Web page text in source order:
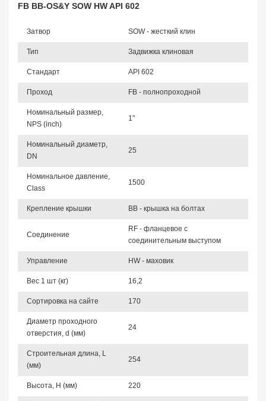
FB BB-OS&Y SOW HW API 602
Затвор SOW - жесткий клин
Тип Задвижка клиновая
Стандарт API 602
Проход FB - полнопроходной
Номинальный размер,
NPS (inch)
1"
Номинальный диаметр,
DN
25
Номинальное давление,
Class
1500
Крепление крышки BB - крышка на болтах
Соединение
RF - фланцевое с
соединительным выступом
Управление HW - маховик
Вес 1 шт (кг) 16,2
Сортировка на сайте 170
Диаметр проходного
отверстия, d (мм)
24
Строительная длина, L
(мм)
254
Высота, Н (мм) 220